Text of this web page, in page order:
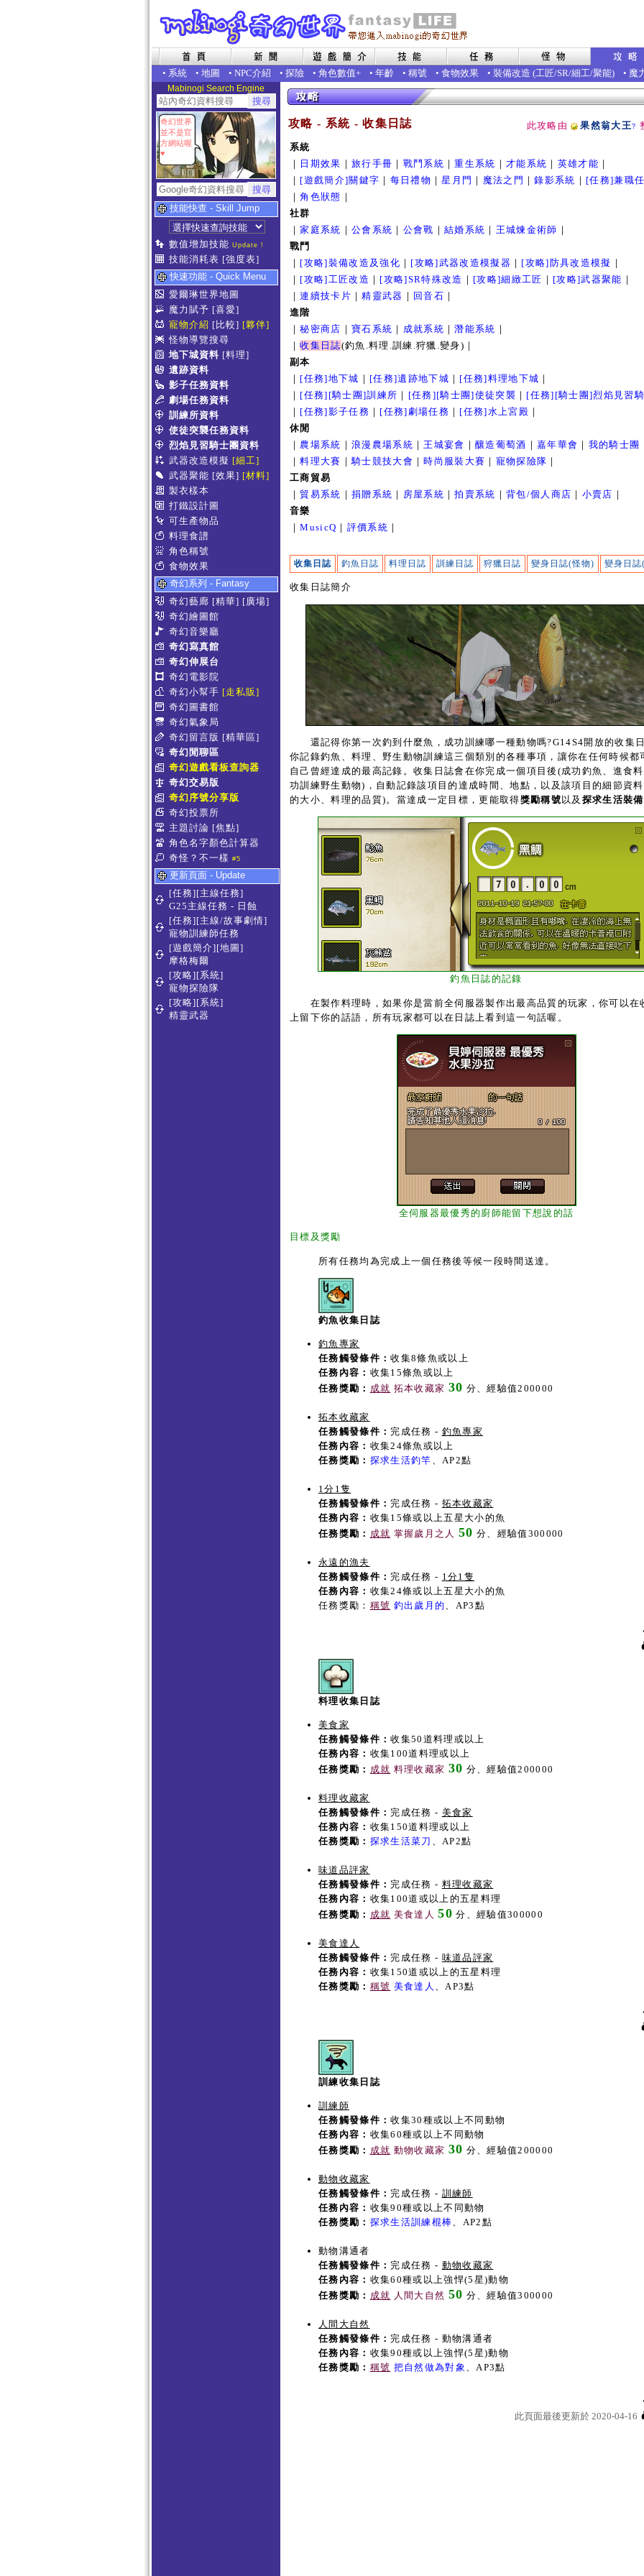
• 系統 • 地圖 • NPC介紹 • 探險 • 角色數值+ • 年齡 • 稱號 • 食物效果 • 裝備改造 (工匠/SR/細工/聚能) • 魔
Mabinogi Search Engine
奇幻世界
並不是官
方網站喔
♥
技能快查 - Skill Jump
數值增加技能 Update !
技能消耗表 [強度表]
快速功能 - Quick Menu
愛爾琳世界地圖
魔力賦予 [喜愛]
寵物介紹 [比較] [夥伴]
怪物導覽搜尋
地下城資料 [料理]
遺跡資料
影子任務資料
劇場任務資料
訓練所資料
使徒突襲任務資料
烈焰見習騎士團資料
武器改造模擬 [細工]
武器聚能 [效果] [材料]
製衣樣本
打鐵設計圖
可生產物品
料理食譜
角色稱號
食物效果
奇幻系列 - Fantasy
奇幻藝廊 [精華] [廣場]
奇幻繪圖館
奇幻音樂廳
奇幻寫真館
奇幻伸展台
奇幻電影院
奇幻小幫手 [走私販]
奇幻圖書館
奇幻氣象局
奇幻留言版 [精華區]
奇幻閒聊區
奇幻遊戲看板查詢器
奇幻交易版
奇幻序號分享版
奇幻投票所
主題討論 [焦點]
角色名字顏色計算器
奇怪？不一樣 #5
更新頁面 - Update
[任務][主線任務]
G25主線任務 - 日蝕
[任務][主線/故事劇情]
寵物訓練師任務
[遊戲簡介][地圖]
摩格梅爾
[攻略][系統]
寵物探險隊
[攻略][系統]
精靈武器
此攻略由 果然翁大王?
攻略 - 系統 - 收集日誌
系統
｜
日期效果 ｜旅行手冊 ｜ 戰鬥系統 ｜重生系統 ｜才能系統 ｜ 英雄才能 ｜
｜ [遊戲簡介]關鍵字 ｜ 每日禮物 ｜星月門 ｜ 魔法之門 ｜錄影系統 ｜ [任務]兼職
｜角色狀態 ｜
社群
｜家庭系統 ｜公會系統 ｜ 公會戰 ｜結婚系統 ｜ 王城煉金術師 ｜
戰鬥
｜ [攻略]裝備改造及強化 ｜ [攻略]武器改造模擬器 ｜ [攻略]防具改造模擬 ｜
｜ [攻略]工匠改造 ｜ [攻略]SR特殊改造 ｜ [攻略]細緻工匠 ｜ [攻略]武器聚能 ｜
｜連續技卡片 ｜精靈武器 ｜ 回音石 ｜
進階
｜秘密商店 ｜寶石系統 ｜ 成就系統 ｜潛能系統 ｜
｜收集日誌(釣魚.料理.訓練.狩獵.變身)｜
副本
｜ [任務]地下城 ｜ [任務]遺跡地下城 ｜ [任務]料理地下城 ｜
｜ [任務][騎士團]訓練所 ｜ [任務][騎士團]使徒突襲 ｜ [任務][騎士團]烈焰見習
｜ [任務]影子任務 ｜ [任務]劇場任務 ｜ [任務]水上宮殿 ｜
休閒
｜ 農場系統 ｜浪漫農場系統 ｜王城宴會 ｜釀造葡萄酒 ｜嘉年華會 ｜ 我的騎士團
｜料理大賽 ｜騎士競技大會 ｜時尚服裝大賽 ｜ 寵物探險隊 ｜
工商貿易
｜ 貿易系統 ｜捐贈系統 ｜ 房屋系統 ｜拍賣系統 ｜背包/個人商店 ｜ 小賣店 ｜
音樂
｜MusicQ ｜ 評價系統 ｜
收集日誌 釣魚日誌 料理日誌 訓練日誌 狩獵日誌 變身日誌(怪物) 變身日
收集日誌簡介
還記得你第一次釣到什麼魚，成功訓練哪一種動物嗎?G14S4開放的收集
你記錄釣魚、料理、野生動物訓練這三個類別的各種事項，讓你在任何時候都
自己曾經達成的最高記錄。收集日誌會在你完成一個項目後(成功釣魚、進食
功訓練野生動物)，自動記錄該項目的達成時間、地點，以及該項目的細節資
的大小、料理的品質)。當達成一定目標，更能取得獎勵稱號 以及 探求生活裝備
釣魚日誌的記錄
在製作料理時，如果你是當前全伺服器製作出最高品質的玩家，你可以在
上留下你的話語，所有玩家都可以在日誌上看到這一句話喔。
全伺服器最優秀的廚師能留下想說的話
目標及獎勵
所有任務均為完成上一個任務後等候一段時間送達。
釣魚收集日誌
釣魚專家
任務觸發條件：收集8條魚或以上
任務內容： 收集15條魚或以上
任務獎勵： 成就 拓本收藏家 30 分、經驗值200000
拓本收藏家
任務觸發條件：完成任務 - 釣魚專家
任務內容： 收集24條魚或以上
任務獎勵： 探求生活釣竿 、AP2點
1分1隻
任務觸發條件：完成任務 - 拓本收藏家
任務內容： 收集15條或以上五星大小的魚
任務獎勵： 成就 掌握歲月之人50 分、經驗值300000
永遠的漁夫
任務觸發條件：完成任務 - 1分1隻
任務內容： 收集24條或以上五星大小的魚
任務獎勵： 稱號 釣出歲月的 、AP3點
料理收集日誌
美食家
任務觸發條件：收集50道料理或以上
任務內容： 收集100道料理或以上
任務獎勵： 成就 料理收藏家 30 分、經驗值200000
料理收藏家
任務觸發條件：完成任務 - 美食家
任務內容： 收集150道料理或以上
任務獎勵： 探求生活菜刀 、AP2點
味道品評家
任務觸發條件：完成任務 - 料理收藏家
任務內容： 收集100道或以上的五星料理
任務獎勵： 成就 美食達人50 分、經驗值300000
美食達人
任務觸發條件：完成任務 - 味道品評家
任務內容： 收集150道或以上的五星料理
任務獎勵： 稱號 美食達人 、AP3點
訓練收集日誌
訓練師
任務觸發條件：收集30種或以上不同動物
任務內容： 收集60種或以上不同動物
任務獎勵： 成就 動物收藏家 30 分、經驗值200000
動物收藏家
任務觸發條件：完成任務 - 訓練師
任務內容： 收集90種或以上不同動物
任務獎勵： 探求生活訓練棍棒、AP2點
動物溝通者
任務觸發條件：完成任務 - 動物收藏家
任務內容： 收集60種或以上強悍(5星)動物
任務獎勵： 成就 人間大自然 50 分、經驗值300000
人間大自然
任務觸發條件：完成任務 - 動物溝通者
任務內容： 收集90種或以上強悍(5星)動物
任務獎勵： 稱號 把自然做為對象 、AP3點
此頁面最後更新於 2020-04-16